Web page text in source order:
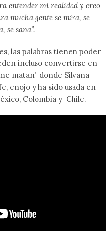
entender mi realidad y creo
mucha gente se mira, se
se sana”.
las palabras tienen poder
incluso convertirse en
matan” donde Silvana
enojo y ha sido usada en
Colombia y Chile.